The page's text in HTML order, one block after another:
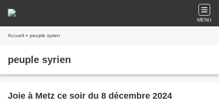
MENU
Accueil » peuple syrien
peuple syrien
Joie à Metz ce soir du 8 décembre 2024